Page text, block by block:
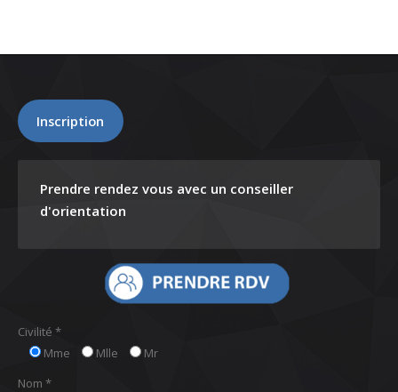
Inscription
Prendre rendez vous avec un conseiller
d'orientation
Civilité *
Mme
Mlle
Mr
Nom *